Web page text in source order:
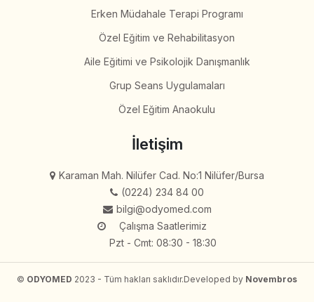
Erken Müdahale Terapi Programı
Özel Eğitim ve Rehabilitasyon
Aile Eğitimi ve Psikolojik Danışmanlık
Grup Seans Uygulamaları
Özel Eğitim Anaokulu
İletişim
Karaman Mah. Nilüfer Cad. No:1 Nilüfer/Bursa
(0224) 234 84 00
bilgi@odyomed.com
Çalışma Saatlerimiz
Pzt - Cmt: 08:30 - 18:30
© ODYOMED 2023 - Tüm hakları saklıdır.Developed by Novembros